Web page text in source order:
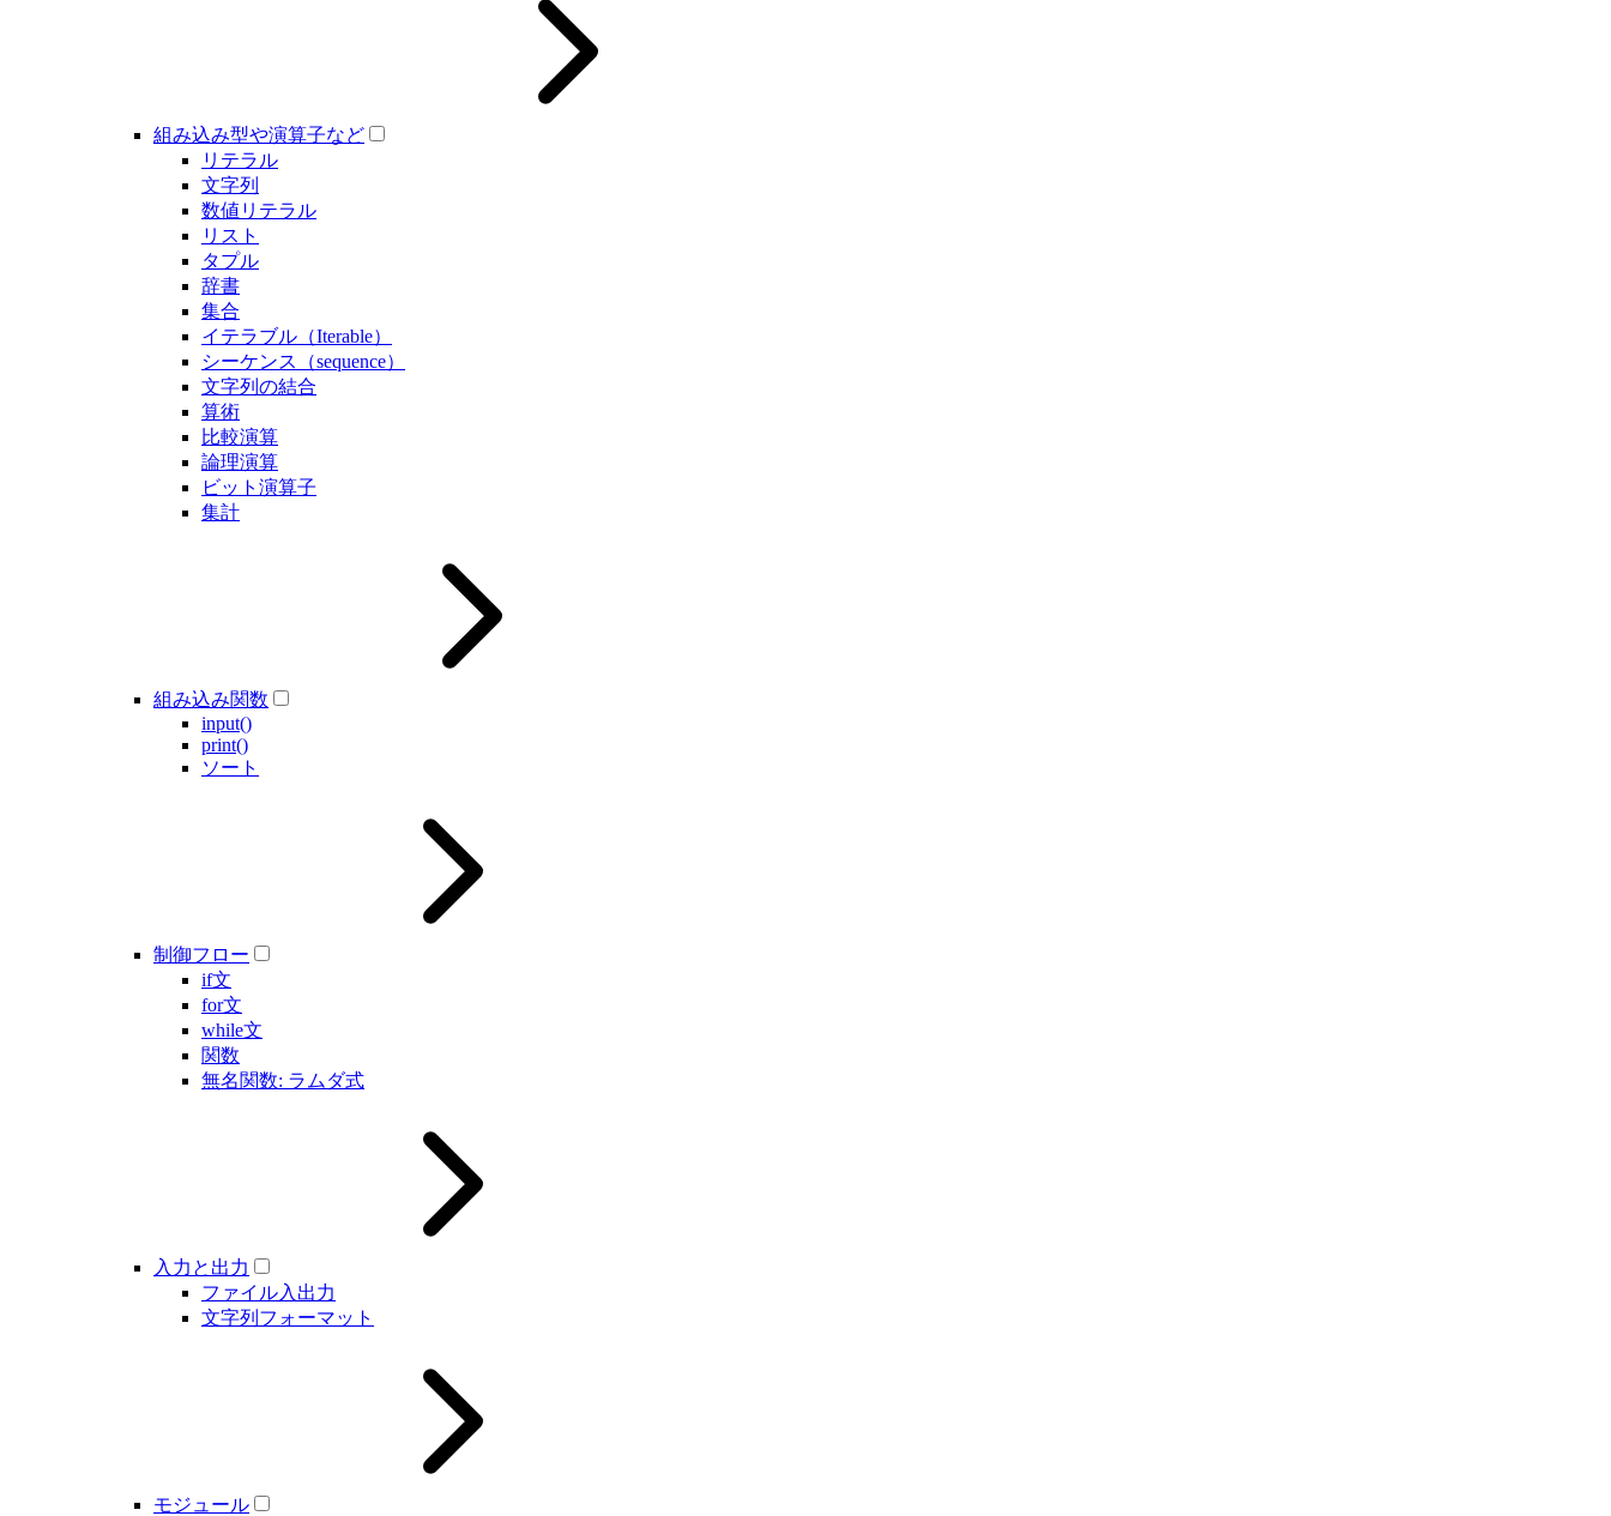
組み込み型や演算子など
リテラル
文字列
数値リテラル
リスト
タプル
辞書
集合
イテラブル（Iterable）
シーケンス（sequence）
文字列の結合
算術
比較演算
論理演算
ビット演算子
集計
組み込み関数
input()
print()
ソート
制御フロー
if文
for文
while文
関数
無名関数: ラムダ式
入力と出力
ファイル入出力
文字列フォーマット
モジュール